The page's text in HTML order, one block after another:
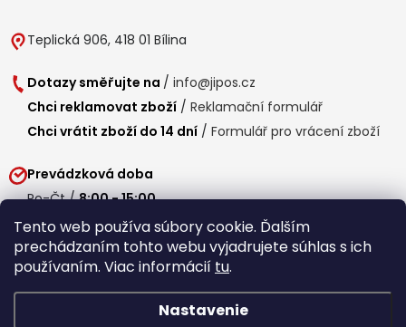
Tento web používa súbory cookie. Ďalším
prechádzaním tohto webu vyjadrujete súhlas s ich
používaním. Viac informácií tu.
Nastavenie
Teplická 906, 418 01 Bílina
Dotazy směřujte na / info@jipos.cz
Chci reklamovat zboží / Reklamační formulář
Chci vrátit zboží do 14 dní / Formulář pro vrácení zboží
Prevádzková doba
Po-Čt /8:00 - 15:00
Pá / 7:30 - 14:30
Obedňajšia prestávka /11:00 - 11:30